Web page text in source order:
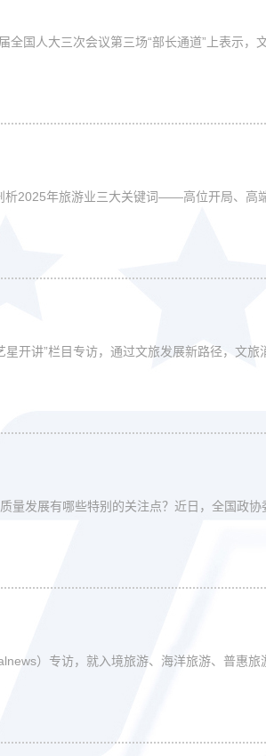
国人大三次会议第三场“部长通道”上表示，
2025年旅游业三大关键词——高位开局、高
开讲”栏目专访，通过文旅发展新路径，文旅
发展有哪些特别的关注点？近日，全国政
）专访，就入境旅游、海洋旅游、普惠